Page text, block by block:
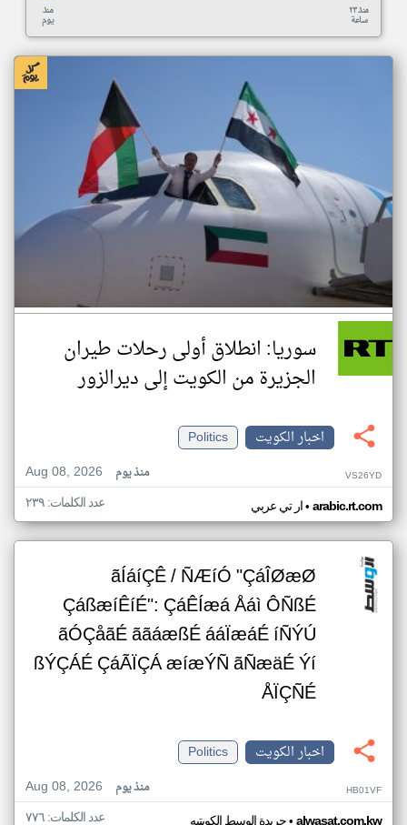
منذ
يوم
منذ ٢٣
ساعة
سوريا: انطلاق أولى رحلات طيران
الجزيرة من الكويت إلى ديرالزور
اخبار الكويت
Politics
Aug 08, 2026
منذ يوم VS26YD
ار تي عربي• arabic.rt.com عدد الكلمات: ٢٣٩
ãÍáíÇÊ / ÑÆíÓ "ÇáÎØæØ
ÇáßæíÊíÉ": ÇáÊÍæá Åáì ÔÑßÉ
ãÓÇåãÉ ããáæßÉ ááÏæáÉ íÑÝÚ
ßÝÇÁÉ ÇáÃÏÇÁ æíæÝÑ ãÑæäÉ Ýí
ÅÏÇÑÉ
اخبار الكويت
Politics
Aug 08, 2026
منذ يوم HB01VF
جريدة الوسط الكويتيه alwasat.com.kw عدد الكلمات: ٧٧٦